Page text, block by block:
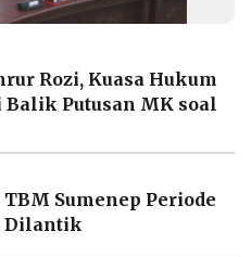
Rozi, Kuasa Hukum
Balik Putusan MK soal
Sumenep Periode
Dilantik